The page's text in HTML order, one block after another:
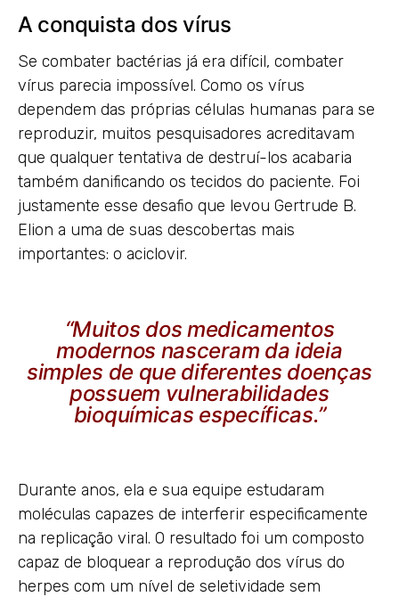
A conquista dos vírus
Se combater bactérias já era difícil, combater
vírus parecia impossível. Como os vírus
dependem das próprias células humanas para se
reproduzir, muitos pesquisadores acreditavam
que qualquer tentativa de destruí-los acabaria
também danificando os tecidos do paciente. Foi
justamente esse desafio que levou Gertrude B.
Elion a uma de suas descobertas mais
importantes: o aciclovir.
“Muitos dos medicamentos
modernos nasceram da ideia
simples de que diferentes doenças
possuem vulnerabilidades
bioquímicas específicas.”
Durante anos, ela e sua equipe estudaram
moléculas capazes de interferir especificamente
na replicação viral. O resultado foi um composto
capaz de bloquear a reprodução dos vírus do
herpes com um nível de seletividade sem